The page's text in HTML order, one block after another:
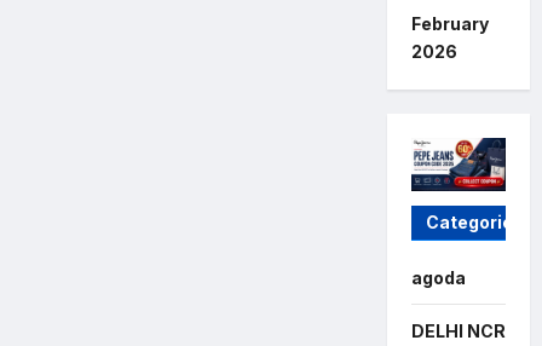
February
2026
Categories
agoda
DELHI NCR